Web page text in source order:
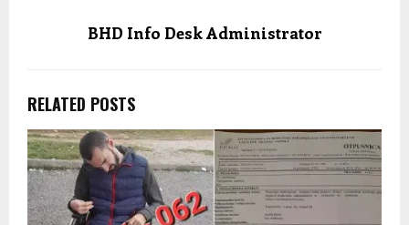
BHD Info Desk Administrator
RELATED POSTS